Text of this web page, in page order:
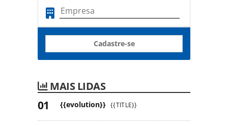
Cadastre-se
MAIS LIDAS
{{evolution}} {{TITLE}}